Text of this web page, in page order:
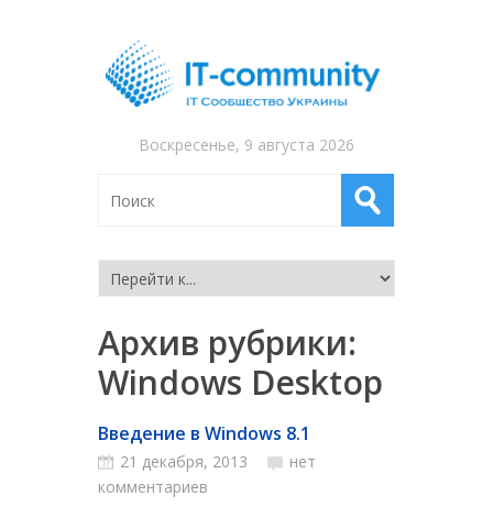
Воскресенье, 9 августа 2026
Архив рубрики:
Windows Desktop
Введение в Windows 8.1
21 декабря, 2013
нет
комментариев